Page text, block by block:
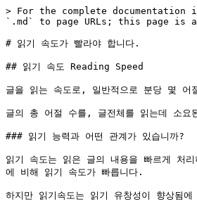
> For the complete
`.md` to page URLs; this page is
# 읽기 속도가 빨라야 합니다.
## 읽기 속도 Reading Speed
글을 읽는 속도로, 일반적으로 분당 몇 어
글의 총 어절 수를, 글전체를 읽는데 소요
### 읽기 능력과 어떤 관계가 있습니까?
읽기 속도는 읽은 글의 내용을 빠르게 처
에 비해 읽기 속도가 빠릅니다.
하지만 읽기속도는 읽기 유창성이 향상됨